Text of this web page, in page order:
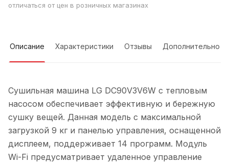
отличаться от цен в розничных магазинах
Описание Характеристики Отзывы Дополнительно
Сушильная машина LG DC90V3V6W с тепловым
насосом обеспечивает эффективную и бережную
сушку вещей. Данная модель с максимальной
загрузкой 9 кг и панелью управления, оснащенной
дисплеем, поддерживает 14 программ. Модуль
Wi-Fi предусматривает удаленное управление